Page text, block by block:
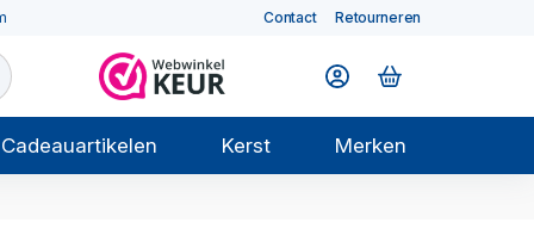
Contact Retourneren
Cadeauartikelen Kerst Merken